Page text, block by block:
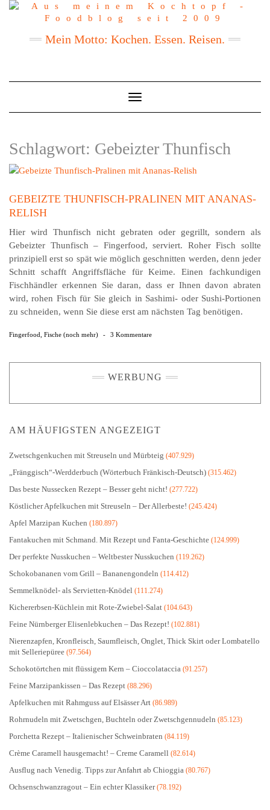
Mein Motto: Kochen. Essen. Reisen.
Toggle
Navigation
Schlagwort: Gebeizter Thunfisch
GEBEIZTE THUNFISCH-PRALINEN MIT ANANAS-
RELISH
Hier wird Thunfisch nicht gebraten oder gegrillt, sondern als
Gebeizter Thunfisch – Fingerfood, serviert. Roher Fisch sollte
prinzipiell erst so spät wie möglich geschnitten werden, denn jeder
Schnitt schafft Angriffsfläche für Keime. Einen fachkundigen
Fischhändler erkennen Sie daran, dass er Ihnen davon abraten
wird, rohen Fisch für Sie gleich in Sashimi- oder Sushi-Portionen
zu schneiden, wenn Sie diese erst am nächsten Tag benötigen.
Fingerfood Fische (noch mehr) - 3 Kommentare
WERBUNG
AM HÄUFIGSTEN ANGEZEIGT
Zwetschgenkuchen mit Streuseln und Mürbteig (407.929)
„Fränggisch“-Werdderbuch (Wörterbuch Fränkisch-Deutsch) (315.462)
Das beste Nussecken Rezept – Besser geht nicht! (277.722)
Köstlicher Apfelkuchen mit Streuseln – Der Allerbeste! (245.424)
Apfel Marzipan Kuchen (180.897)
Fantakuchen mit Schmand. Mit Rezept und Fanta-Geschichte (124.999)
Der perfekte Nusskuchen – Weltbester Nusskuchen (119.262)
Schokobananen vom Grill – Bananengondeln (114.412)
Semmelknödel- als Servietten-Knödel (111.274)
Kichererbsen-Küchlein mit Rote-Zwiebel-Salat (104.643)
Feine Nürnberger Elisenlebkuchen – Das Rezept! (102.881)
Nierenzapfen, Kronfleisch, Saumfleisch, Onglet, Thick Skirt oder Lombatello
mit Selleriepüree (97.564)
Schokotörtchen mit flüssigem Kern – Cioccolataccia (91.257)
Feine Marzipankissen – Das Rezept (88.296)
Apfelkuchen mit Rahmguss auf Elsässer Art (86.989)
Rohrnudeln mit Zwetschgen, Buchteln oder Zwetschgennudeln (85.123)
Porchetta Rezept – Italienischer Schweinbraten (84.119)
Crème Caramell hausgemacht! – Creme Caramell (82.614)
Ausflug nach Venedig. Tipps zur Anfahrt ab Chioggia (80.767)
Ochsenschwanzragout – Ein echter Klassiker(78.192)